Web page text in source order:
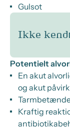
Gulsot
Ikke
Potentielt
En akut
og akut
Kraftig